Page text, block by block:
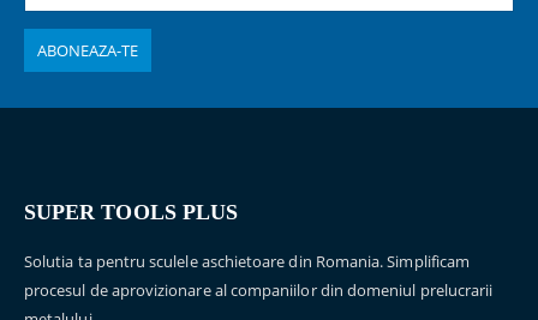
SUPER TOOLS PLUS
Solutia ta pentru sculele aschietoare din Romania. Simplificam
procesul de aprovizionare al companiilor din domeniul prelucrarii